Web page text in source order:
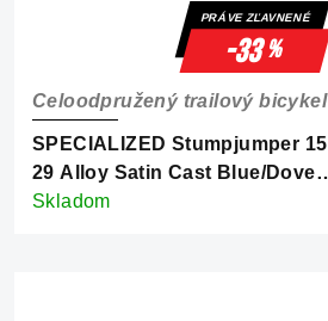
PRÁVE ZĽAVNENÉ
-33%
SPECIALIZED Stumpjumper 15
29 Alloy Satin Cast Blue/Dove
Grey
Celoodpružený trailový bicykel
Skladom